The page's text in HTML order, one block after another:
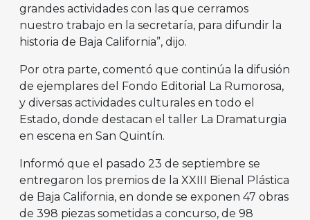
grandes actividades con las que cerramos
nuestro trabajo en la secretaría, para difundir la
historia de Baja California”, dijo.
Por otra parte, comentó que continúa la difusión
de ejemplares del Fondo Editorial La Rumorosa,
y diversas actividades culturales en todo el
Estado, donde destacan el taller La Dramaturgia
en escena en San Quintín.
Informó que el pasado 23 de septiembre se
entregaron los premios de la XXIII Bienal Plástica
de Baja California, en donde se exponen 47 obras
de 398 piezas sometidas a concurso, de 98